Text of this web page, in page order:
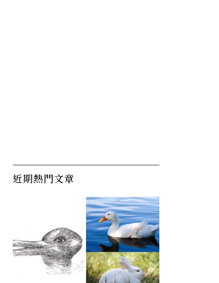
近期熱門文章